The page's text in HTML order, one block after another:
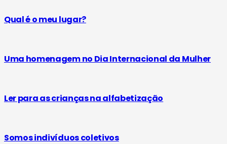
Qual é o meu lugar?
Uma homenagem no Dia Internacional da Mulher
Ler para as crianças na alfabetização
Somos indivíduos coletivos